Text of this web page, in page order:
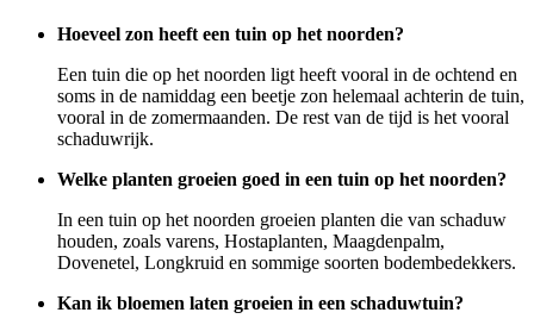
Hoeveel zon heeft een tuin op het noorden?
Een tuin die op het noorden ligt heeft vooral in de ochtend en
soms in de namiddag een beetje zon helemaal achterin de tuin,
vooral in de zomermaanden. De rest van de tijd is het vooral
schaduwrijk.
Welke planten groeien goed in een tuin op het noorden?
In een tuin op het noorden groeien planten die van schaduw
houden, zoals varens, Hostaplanten, Maagdenpalm,
Dovenetel, Longkruid en sommige soorten bodembedekkers.
Kan ik bloemen laten groeien in een schaduwtuin?